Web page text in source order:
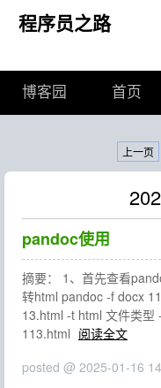
程序员之路
博客园 首页
上一页
pandoc使用
摘要： 1、首先查看
转html pandoc -f docx
13.html -t html 文件类型
113.html 阅读全文
posted @ 2025-01-16